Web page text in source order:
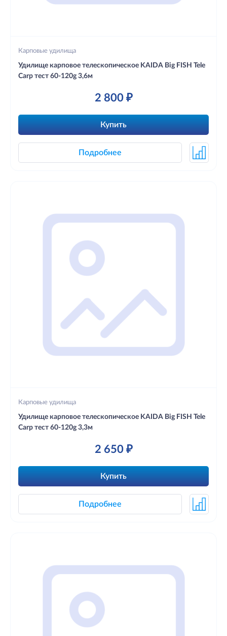
Карповые удилища
Удилище карповое телескопическое KAIDA Big FISH Tele
Carp тест 60-120g 3,6м
2 800 ₽
Купить
Подробнее
Карповые удилища
Удилище карповое телескопическое KAIDA Big FISH Tele
Carp тест 60-120g 3,3м
2 650 ₽
Купить
Подробнее